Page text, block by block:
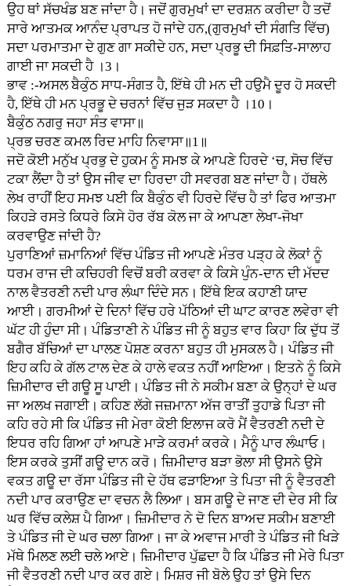
ਉਹ ਥਾਂ ਸੱਚਖੰਡ ਬਣ ਜਾਂਦਾ ਹੈ। ਜਦੋਂ ਗੁਰਮੁਖਾਂ ਦਾ ਦਰਸ਼ਨ ਕਰੀਦਾ ਹੈ ਤਦੋਂ
ਸਾਰੇ ਆਤਮਕ ਆਨੰਦ ਪ੍ਰਾਪਤ ਹੋ ਜਾਂਦੇ ਹਨ,(ਗੁਰਮੁਖਾਂ ਦੀ ਸੰਗਤਿ ਵਿੱਚ)
ਸਦਾ ਪਰਮਾਤਮਾ ਦੇ ਗੁਣ ਗਾ ਸਕੀਦੇ ਹਨ, ਸਦਾ ਪ੍ਰਭੂ ਦੀ ਸਿਫ਼ਤਿ-ਸਾਲਾਹ
ਗਾਈ ਜਾ ਸਕਦੀ ਹੈ ।3।
ਭਾਵ :-ਅਸਲ ਬੈਕੁੰਠ ਸਾਧ-ਸੰਗਤ ਹੈ, ਇੱਥੇ ਹੀ ਮਨ ਦੀ ਹਉਮੈ ਦੂਰ ਹੋ ਸਕਦੀ
ਹੈ, ਇੱਥੇ ਹੀ ਮਨ ਪ੍ਰਭੂ ਦੇ ਚਰਨਾਂ ਵਿੱਚ ਜੁੜ ਸਕਦਾ ਹੈ ।10।
ਬੈਕੁੰਠ ਨਗਰੁ ਜਹਾ ਸੰਤ ਵਾਸਾ॥
ਪ੍ਰਭ ਚਰਣ ਕਮਲ ਰਿਦ ਮਾਹਿ ਨਿਵਾਸਾ॥1॥
ਜਦੋ ਕੋਈ ਮਨੁੱਖ ਪ੍ਰਭੁ ਦੇ ਹੁਕਮ ਨੂੰ ਸਮਝ ਕੇ ਆਪਣੇ ਹਿਰਦੇ ‘ਚ, ਸੋਚ ਵਿੱਚ
ਟਕਾ ਲੈਂਦਾ ਹੈ ਤਾਂ ਉਸ ਜੀਵ ਦਾ ਹਿਰਦਾ ਹੀ ਸਵਰਗ ਬਣ ਜਾਂਦਾ ਹੈ। ਹੱਥਲੇ
ਲੇਖ ਰਾਹੀਂ ਇਹ ਸਮਝ ਪਈ ਕਿ ਬੈਕੁੰਠ ਵੀ ਹਿਰਦੇ ਵਿੱਚ ਹੈ ਤਾਂ ਫਿਰ ਆਤਮਾ
ਕਿਹੜੇ ਰਸਤੇ ਕਿਧਰੇ ਕਿਸੇ ਹੋਰ ਰੱਬ ਕੋਲ ਜਾ ਕੇ ਆਪਣਾ ਲੇਖਾ-ਜੋਖਾ
ਕਰਵਾਉਣ ਜਾਂਦੀ ਹੈ?
ਪੁਰਾਣਿਆਂ ਜ਼ਮਾਨਿਆਂ ਵਿੱਚ ਪੰਡਿਤ ਜੀ ਆਪਣੇ ਮੰਤਰ ਪੜ੍ਹ ਕੇ ਲੋਕਾਂ ਨੂੰ
ਧਰਮ ਰਾਜ ਦੀ ਕਚਿਹਰੀ ਵਿਚੋਂ ਬਰੀ ਕਰਵਾ ਕੇ ਕਿਸੇ ਪੁੰਨ-ਦਾਨ ਦੀ ਮੱਦਦ
ਨਾਲ ਵੈਤਰਣੀ ਨਦੀ ਪਾਰ ਲੰਘਾ ਦਿੰਦੇ ਸਨ। ਇੱਥੇ ਇਕ ਕਹਾਣੀ ਯਾਦ
ਆਈ। ਗਰਮੀਆਂ ਦੇ ਦਿਨਾਂ ਵਿੱਚ ਹਰੇ ਪੱਠਿਆਂ ਦੀ ਘਾਟ ਕਾਰਣ ਲਵੇਰਾ ਵੀ
ਘੱਟ ਹੀ ਹੁੰਦਾ ਸੀ। ਪੰਡਿਤਾਣੀ ਨੇ ਪੰਡਿਤ ਜੀ ਨੂੰ ਬਹੁਤ ਵਾਰ ਕਿਹਾ ਕਿ ਦੁੱਧ ਤੋਂ
ਬਗੈਰ ਬੱਚਿਆਂ ਦਾ ਪਾਲਣ ਪੋਸ਼ਣ ਕਰਨਾ ਬਹੁਤ ਹੀ ਮੁਸਕਲ ਹੈ। ਪੰਡਿਤ ਜੀ
ਇਹ ਕਹਿ ਕੇ ਗੱਲ ਟਾਲ ਦੇਣ ਕੇ ਹਾਲੇ ਵਕਤ ਨਹੀਂ ਆਇਆ। ਇਤਨੇ ਨੂੰ ਕਿਸੇ
ਜ਼ਿਮੀਦਾਰ ਦੀ ਗਊ ਸੂ ਪਾਈ। ਪੰਡਿਤ ਜੀ ਨੇ ਸਕੀਮ ਬਣਾ ਕੇ ਉਨ੍ਹਾਂ ਦੇ ਘਰ
ਜਾ ਅਲਖ ਜਗਾਈ। ਕਹਿਣ ਲੱਗੇ ਜਜ਼ਮਾਨਾ ਅੱਜ ਰਾਤੀਂ ਤੁਹਾਡੇ ਪਿਤਾ ਜੀ
ਕਹਿ ਰਹੇ ਸੀ ਕਿ ਪੰਡਿਤ ਜੀ ਮੇਰਾ ਕੋਈ ਇਲਾਜ ਕਰੋ ਮੈਂ ਵੈਤਰਣੀ ਨਦੀ ਦੇ
ਇਧਰ ਰਹਿ ਗਿਆ ਹਾਂ ਆਪਣੇ ਮਾੜੇ ਕਰਮਾਂ ਕਰਕੇ। ਮੈਨੂੰ ਪਾਰ ਲੰਘਾਓ।
ਇਸ ਕਰਕੇ ਤੁਸੀਂ ਗਊ ਦਾਨ ਕਰੋ। ਜ਼ਿਮੀਦਾਰ ਬੜਾ ਭੋਲਾ ਸੀ ਉਸਨੇ ਉਸੇ
ਵਕਤ ਗਊ ਦਾ ਰੱਸਾ ਪੰਡਿਤ ਜੀ ਦੇ ਹੱਥ ਫੜਾਇਆ ਤੇ ਪਿਤਾ ਜੀ ਨੂੰ ਵੈਤਰਣੀ
ਨਦੀ ਪਾਰ ਕਰਾਉਣ ਦਾ ਵਚਨ ਲੈ ਲਿਆ। ਬਸ ਗਊ ਦੇ ਜਾਣ ਦੀ ਦੇਰ ਸੀ ਕਿ
ਘਰ ਵਿੱਚ ਕਲੇਸ਼ ਪੈ ਗਿਆ। ਜ਼ਿਮੀਦਾਰ ਨੇ ਦੋ ਦਿਨ ਬਾਅਦ ਸਕੀਮ ਬਣਾਈ
ਤੇ ਪੰਡਿਤ ਜੀ ਦੇ ਘਰ ਚਲਾ ਗਿਆ। ਜਾ ਕੇ ਅਵਾਜ ਮਾਰੀ ਤੇ ਪੰਡਿਤ ਜੀ ਖਿੜੇ
ਮੱਥੇ ਮਿਲਣ ਲਈ ਚਲੇ ਆਏ। ਜ਼ਿਮੀਦਾਰ ਪੁੱਛਦਾ ਹੈ ਕਿ ਪੰਡਿਤ ਜੀ ਮੇਰੇ ਪਿਤਾ
ਜੀ ਵੈਤਰਣੀ ਨਦੀ ਪਾਰ ਕਰ ਗਏ। ਮਿਸ਼ਰ ਜੀ ਬੋਲੇ ਉਹ ਤਾਂ ਉਸੇ ਦਿਨ